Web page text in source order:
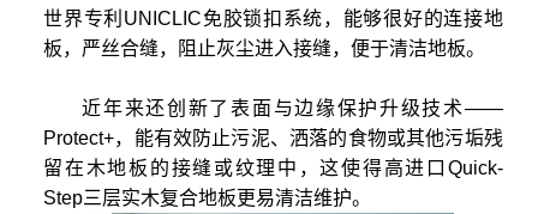
世界专利UNICLIC免胶锁扣系统，能够很好的连接地
板，严丝合缝，阻止灰尘进入接缝，便于清洁地板。
近年来还创新了表面与边缘保护升级技术——
Protect+，能有效防止污泥、洒落的食物或其他污垢残
留在木地板的接缝或纹理中，这使得高进口Quick-
Step三层实木复合地板更易清洁维护。